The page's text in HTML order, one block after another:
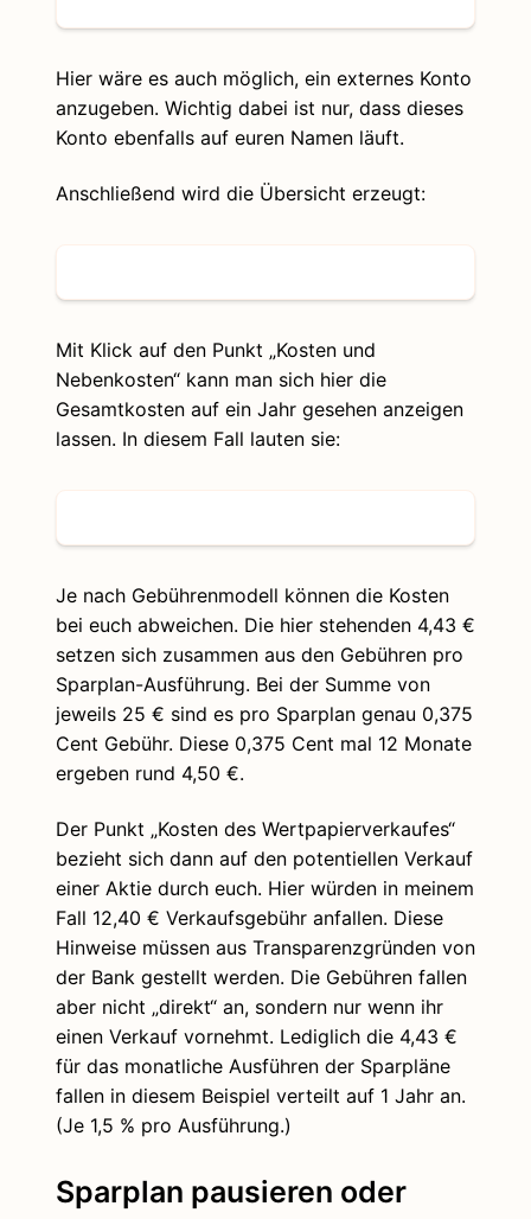
Hier wäre es auch möglich, ein externes Konto
anzugeben. Wichtig dabei ist nur, dass dieses
Konto ebenfalls auf euren Namen läuft.
Anschließend wird die Übersicht erzeugt:
Mit Klick auf den Punkt „Kosten und
Nebenkosten“ kann man sich hier die
Gesamtkosten auf ein Jahr gesehen anzeigen
lassen. In diesem Fall lauten sie:
Je nach Gebührenmodell können die Kosten
bei euch abweichen. Die hier stehenden 4,43 €
setzen sich zusammen aus den Gebühren pro
Sparplan-Ausführung. Bei der Summe von
jeweils 25 € sind es pro Sparplan genau 0,375
Cent Gebühr. Diese 0,375 Cent mal 12 Monate
ergeben rund 4,50 €.
Der Punkt „Kosten des Wertpapierverkaufes“
bezieht sich dann auf den potentiellen Verkauf
einer Aktie durch euch. Hier würden in meinem
Fall 12,40 € Verkaufsgebühr anfallen. Diese
Hinweise müssen aus Transparenzgründen von
der Bank gestellt werden. Die Gebühren fallen
aber nicht „direkt“ an, sondern nur wenn ihr
einen Verkauf vornehmt. Lediglich die 4,43 €
für das monatliche Ausführen der Sparpläne
fallen in diesem Beispiel verteilt auf 1 Jahr an.
(Je 1,5 % pro Ausführung.)
Sparplan pausieren oder